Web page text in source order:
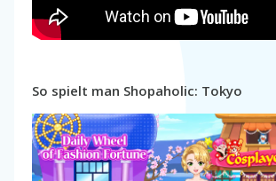
So spielt man Shopaholic: Tokyo